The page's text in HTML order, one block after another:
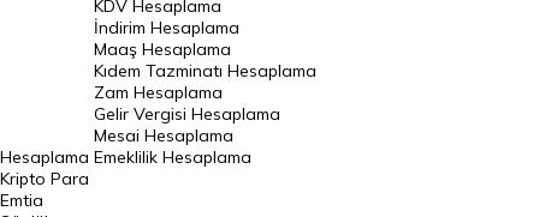
Serbest Piyasa Döviz Kurları
Merkez Bankası Döviz Kurları
Altın Fiyatları
Gram Altın Fiyatı
Hesaplama
KDV Hesaplama
İndirim Hesaplama
Maaş Hesaplama
Kıdem Tazminatı Hesaplama
Zam Hesaplama
Gelir Vergisi Hesaplama
Mesai Hesaplama
Emeklilik Hesaplama
Kripto Para
Emtia